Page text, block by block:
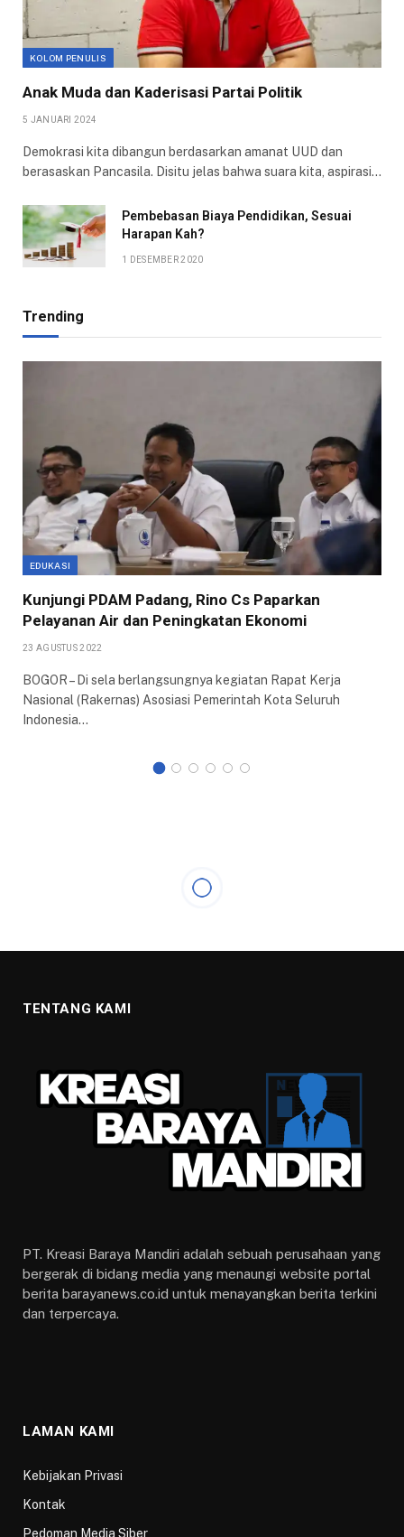
KOLOM PENULIS
Anak Muda dan Kaderisasi Partai Politik
5 JANUARI 2024
Demokrasi kita dibangun berdasarkan amanat UUD dan
berasaskan Pancasila. Disitu jelas bahwa suara kita, aspirasi…
Pembebasan Biaya Pendidikan, Sesuai
Harapan Kah?
1 DESEMBER 2020
Trending
EDUKASI
Kunjungi PDAM Padang, Rino Cs Paparkan
Pelayanan Air dan Peningkatan Ekonomi
23 AGUSTUS 2022
BOGOR – Di sela berlangsungnya kegiatan Rapat Kerja
Nasional (Rakernas) Asosiasi Pemerintah Kota Seluruh
Indonesia…
Resmi Jadi Rekrutan Anyar
gelandang mentereng macam Ismael Bennacer,
memboyong gelandang Soualiho Meite dari Torino.
Hal tersebut diumumkan lewat laman resmi mereka,